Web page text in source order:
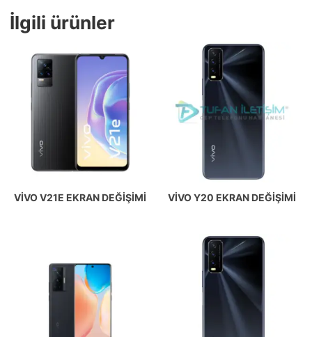
İlgili ürünler
VIVO V21E EKRAN DEĞIŞIMI VIVO Y20 EKRAN DEĞIŞIMI